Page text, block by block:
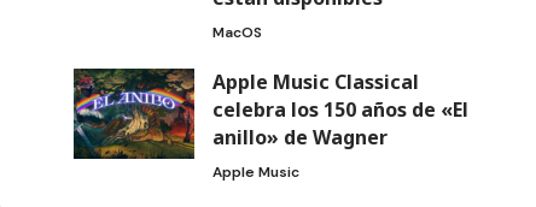
MacOS
Apple Music Classical
celebra los 150 años de «El
anillo» de Wagner
Apple Music